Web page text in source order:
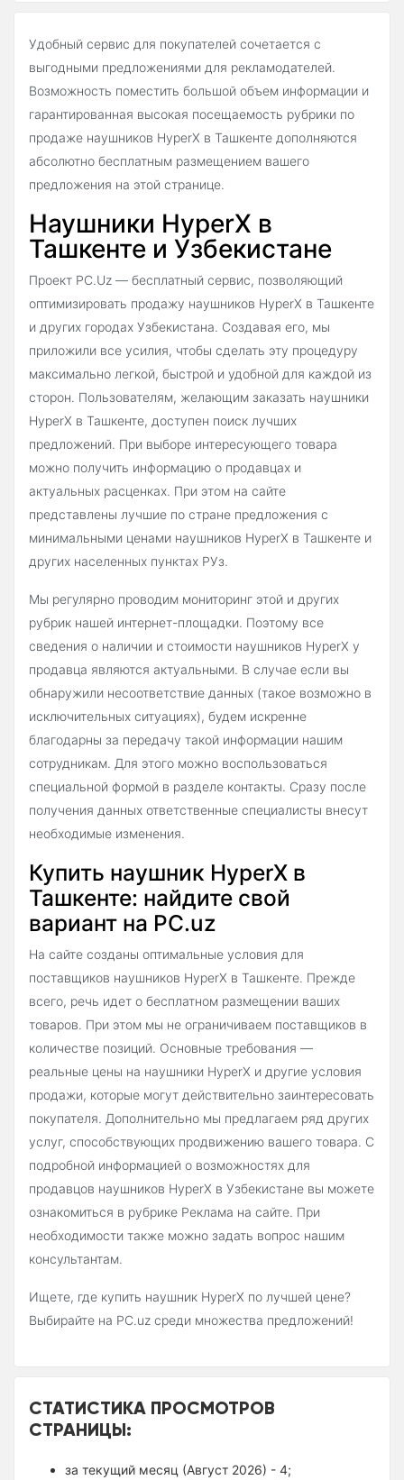
Удобный сервис для покупателей сочетается с
выгодными предложениями для рекламодателей.
Возможность поместить большой объем информации и
гарантированная высокая посещаемость рубрики по
продаже наушников HyperX в Ташкенте дополняются
абсолютно бесплатным размещением вашего
предложения на этой странице.
Наушники HyperX в
Ташкенте и Узбекистане
Проект PC.Uz — бесплатный сервис, позволяющий
оптимизировать продажу наушников HyperX в Ташкенте
и других городах Узбекистана. Создавая его, мы
приложили все усилия, чтобы сделать эту процедуру
максимально легкой, быстрой и удобной для каждой из
сторон. Пользователям, желающим заказать наушники
HyperX в Ташкенте, доступен поиск лучших
предложений. При выборе интересующего товара
можно получить информацию о продавцах и
актуальных расценках. При этом на сайте
представлены лучшие по стране предложения с
минимальными ценами наушников HyperX в Ташкенте и
других населенных пунктах РУз.
Мы регулярно проводим мониторинг этой и других
рубрик нашей интернет-площадки. Поэтому все
сведения о наличии и стоимости наушников HyperX у
продавца являются актуальными. В случае если вы
обнаружили несоответствие данных (такое возможно в
исключительных ситуациях), будем искренне
благодарны за передачу такой информации нашим
сотрудникам. Для этого можно воспользоваться
специальной формой в разделе контакты. Сразу после
получения данных ответственные специалисты внесут
необходимые изменения.
Купить наушник HyperX в
Ташкенте: найдите свой
вариант на PC.uz
На сайте созданы оптимальные условия для
поставщиков наушников HyperX в Ташкенте. Прежде
всего, речь идет о бесплатном размещении ваших
товаров. При этом мы не ограничиваем поставщиков в
количестве позиций. Основные требования —
реальные цены на наушники HyperX и другие условия
продажи, которые могут действительно заинтересовать
покупателя. Дополнительно мы предлагаем ряд других
услуг, способствующих продвижению вашего товара. С
подробной информацией о возможностях для
продавцов наушников HyperX в Узбекистане вы можете
ознакомиться в рубрике Реклама на сайте. При
необходимости также можно задать вопрос нашим
консультантам.
Ищете, где купить наушник HyperX по лучшей цене?
Выбирайте на PC.uz среди множества предложений!
СТАТИСТИКА ПРОСМОТРОВ
СТРАНИЦЫ:
за текущий месяц (Август 2026) - 4;